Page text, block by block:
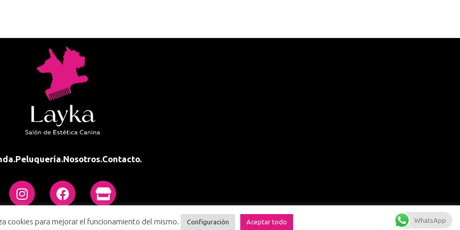
Peluquería.Nosotros.Contacto.
Condiciones de compra Política de privacidadPolítica de cookies
cookies para mejorar el funcionamiento del mismo. Configuración Aceptar todo WhatsApp